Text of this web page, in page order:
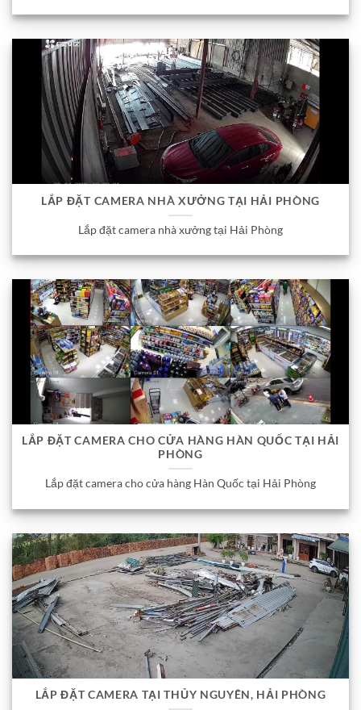
LẮP ĐẶT CAMERA NHÀ XƯỞNG TẠI HẢI PHÒNG
Lắp đặt camera nhà xưởng tại Hải Phòng
LẮP ĐẶT CAMERA CHO CỬA HÀNG HÀN QUỐC TẠI HẢI
PHÒNG
Lắp đặt camera cho cửa hàng Hàn Quốc tại Hải Phòng
LẮP ĐẶT CAMERA TẠI THỦY NGUYÊN, HẢI PHÒNG